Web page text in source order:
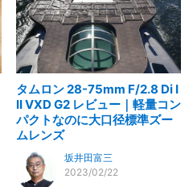
タムロン 28-75mm F/2.8 Di I
II VXD G2 レビュー｜軽量コン
パクトなのに大口径標準ズー
ムレンズ
坂井田富三
2023/02/22